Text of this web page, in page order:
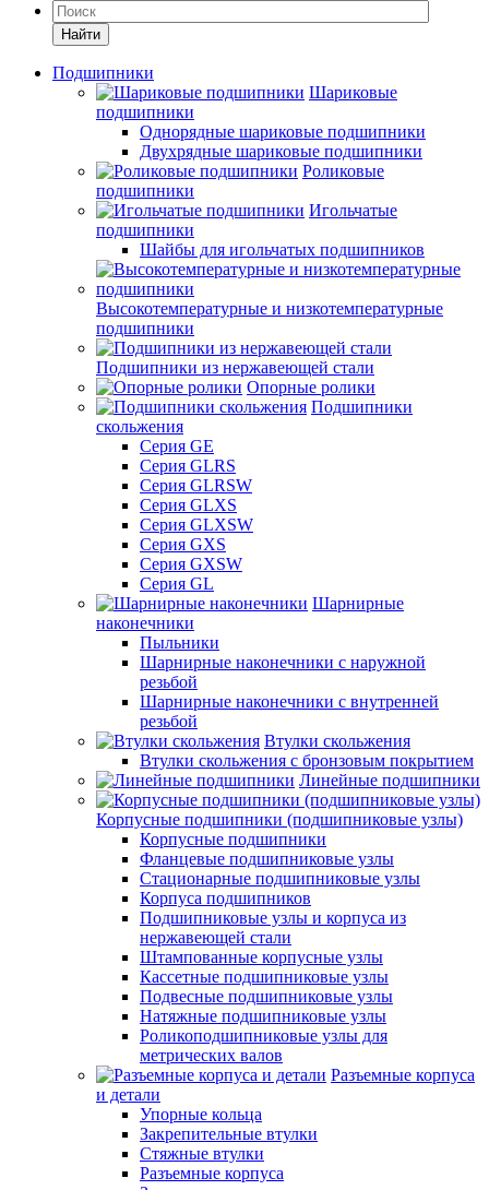
Найти
Подшипники
Шариковые
подшипники
Однорядные шариковые подшипники
Двухрядные шариковые подшипники
Роликовые
подшипники
Игольчатые
подшипники
Шайбы для игольчатых подшипников
Высокотемпературные и низкотемпературные
подшипники
Подшипники из нержавеющей стали
Опорные ролики
Подшипники
скольжения
Серия GE
Серия GLRS
Серия GLRSW
Серия GLXS
Серия GLXSW
Серия GXS
Серия GXSW
Серия GL
Шарнирные
наконечники
Пыльники
Шарнирные наконечники с наружной
резьбой
Шарнирные наконечники с внутренней
резьбой
Втулки скольжения
Втулки скольжения с бронзовым покрытием
Линейные подшипники
Корпусные подшипники (подшипниковые узлы)
Корпусные подшипники
Фланцевые подшипниковые узлы
Стационарные подшипниковые узлы
Корпуса подшипников
Подшипниковые узлы и корпуса из
нержавеющей стали
Штампованные корпусные узлы
Кассетные подшипниковые узлы
Подвесные подшипниковые узлы
Натяжные подшипниковые узлы
Роликоподшипниковые узлы для
метрических валов
Разъемные корпуса
и детали
Упорные кольца
Закрепительные втулки
Стяжные втулки
Разъемные корпуса